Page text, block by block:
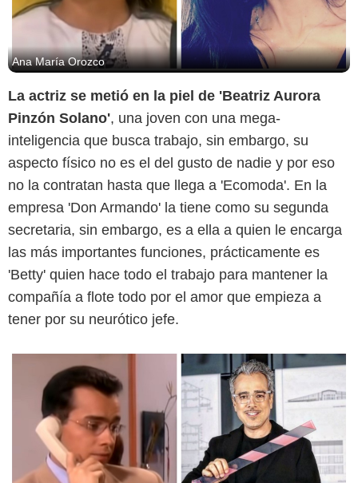
Ana María Orozco
La actriz se metió en la piel de 'Beatriz Aurora
Pinzón Solano', una joven con una mega-
inteligencia que busca trabajo, sin embargo, su
aspecto físico no es el del gusto de nadie y por eso
no la contratan hasta que llega a 'Ecomoda'. En la
empresa 'Don Armando' la tiene como su segunda
secretaria, sin embargo, es a ella a quien le encarga
las más importantes funciones, prácticamente es
'Betty' quien hace todo el trabajo para mantener la
compañía a flote todo por el amor que empieza a
tener por su neurótico jefe.
Captura de pantalla/Instagram